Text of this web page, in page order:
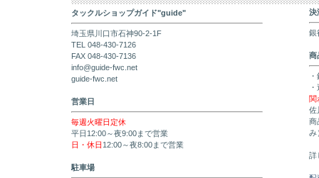
タックルショップガイド"guide"
埼玉県川口市石神90-2-1F
TEL 048-430-7126
FAX 048-430-7136
info@guide-fwc.net
guide-fwc.net
営業日
毎週火曜日定休
平日12:00～夜9:00まで営業
日・休日 12:00～夜8:00まで営業
駐車場
決
銀
商
関
佐
商
み
詳